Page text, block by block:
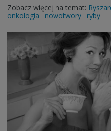
Zobacz więcej na temat:
onkologia
nowotwory ryby